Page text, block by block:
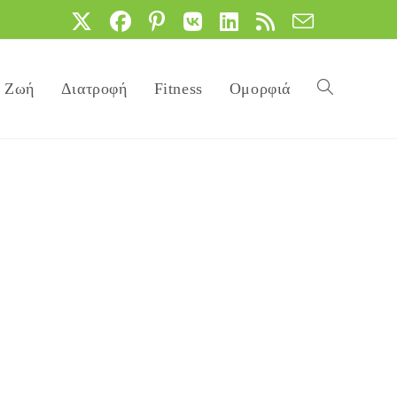
Ζωή Διατροφή Fitness Ομορφιά Toggle